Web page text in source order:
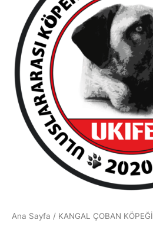
Ana Sayfa / KANGAL ÇOBAN KÖPEĞİ